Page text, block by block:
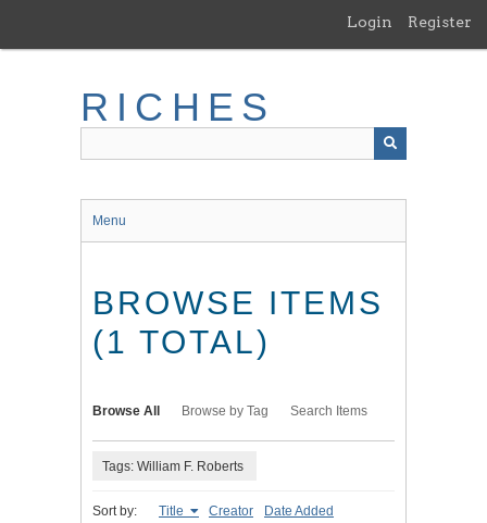
main
Login Register
RICHES
Menu
BROWSE ITEMS
(1 TOTAL)
Browse All Browse by Tag Search Items
Tags: William F. Roberts
Sort by: Title Creator Date Added